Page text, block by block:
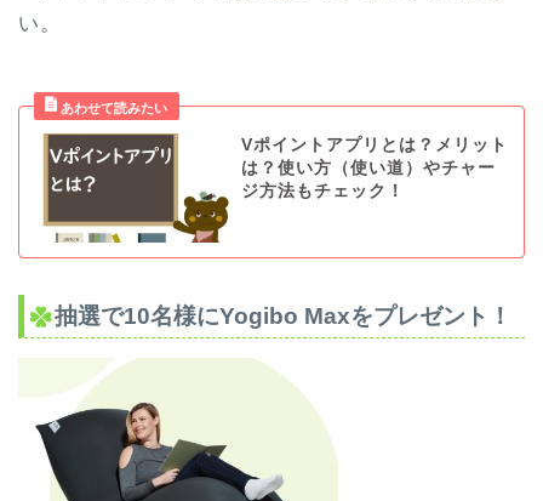
い。
Vポイントアプリとは？メリット
は？使い方（使い道）やチャー
ジ方法もチェック！
抽選で10名様にYogibo Maxをプレゼント！